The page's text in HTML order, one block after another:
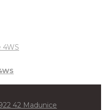
42 Madunice